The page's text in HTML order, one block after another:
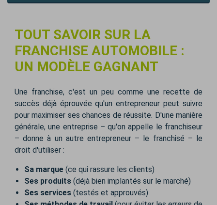
TOUT SAVOIR SUR LA
FRANCHISE AUTOMOBILE :
UN MODÈLE GAGNANT
Une franchise, c'est un peu comme une recette de
succès déjà éprouvée qu'un entrepreneur peut suivre
pour maximiser ses chances de réussite. D'une manière
générale, une entreprise – qu'on appelle le franchiseur
– donne à un autre entrepreneur – le franchisé – le
droit d'utiliser :
Sa marque (ce qui rassure les clients)
Ses produits (déjà bien implantés sur le marché)
Ses services (testés et approuvés)